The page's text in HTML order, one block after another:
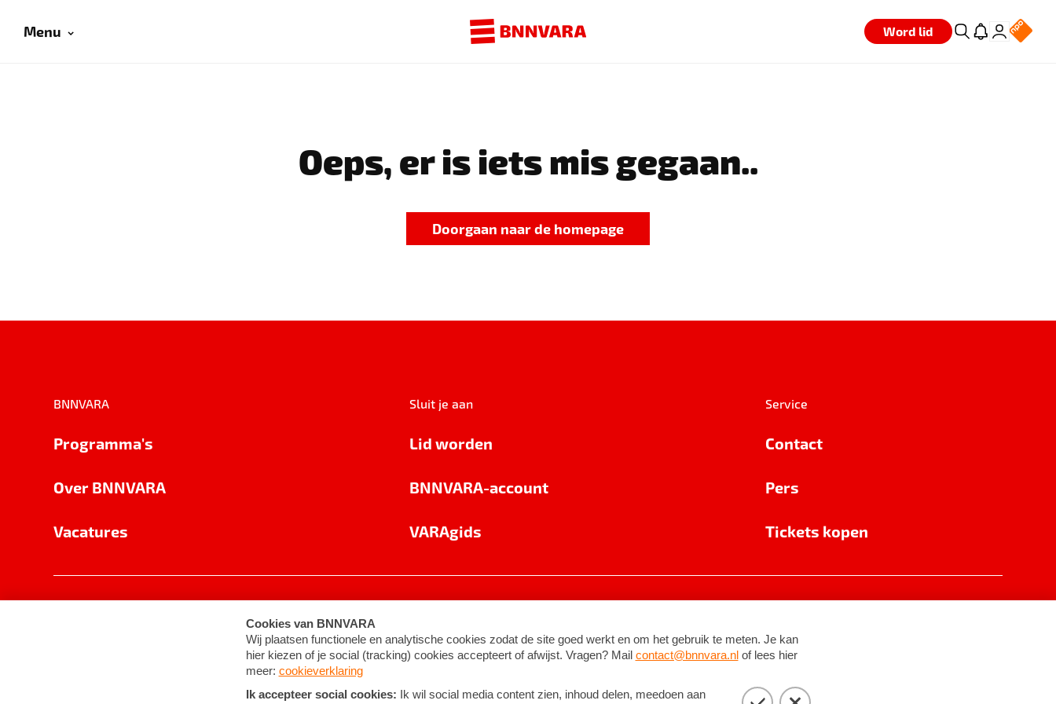
Menu Word lid
Oeps, er is iets mis gegaan..
Doorgaan naar de homepage
BNNVARA
Programma's
Over BNNVARA
Vacatures
Sluit je aan
Lid worden
BNNVARA-account
VARAgids
Service
Contact
Pers
Tickets kopen
Cookie-instellingen Algemene voorwaarden ©2026BNNVARA